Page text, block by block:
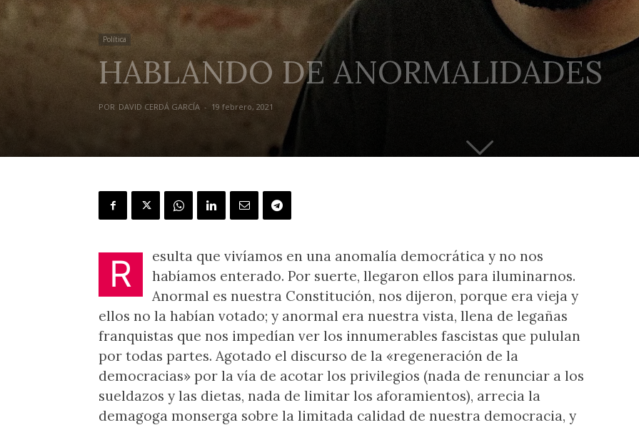
Política
HABLANDO DE ANORMALIDADES
POR DAVID CERDÁ GARCÍA - 19 febrero, 2021
R
esulta que vivíamos en una anomalía democrática y no nos
habíamos enterado. Por suerte, llegaron ellos para iluminarnos.
Anormal es nuestra Constitución, nos dijeron, porque era vieja y
ellos no la habían votado; y anormal era nuestra vista, llena de legañas
franquistas que nos impedían ver los innumerables fascistas que pululan
por todas partes. Agotado el discurso de la «regeneración de la
democracias» por la vía de acotar los privilegios (nada de renunciar a los
sueldazos y las dietas, nada de limitar los aforamientos), arrecia la
demagoga monserga sobre la limitada calidad de nuestra democracia, y